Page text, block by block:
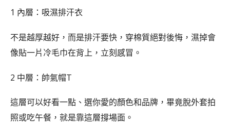
1 內層：吸濕排汗衣
不是越厚越好，而是排汗要快，穿棉質絕對後悔，濕掉會
像貼一片冷毛巾在背上，立刻感冒。
2 中層：帥氣帽T
這層可以好看一點、選你愛的顏色和品牌，畢竟脫外套拍
照或吃午餐，就是靠這層撐場面。